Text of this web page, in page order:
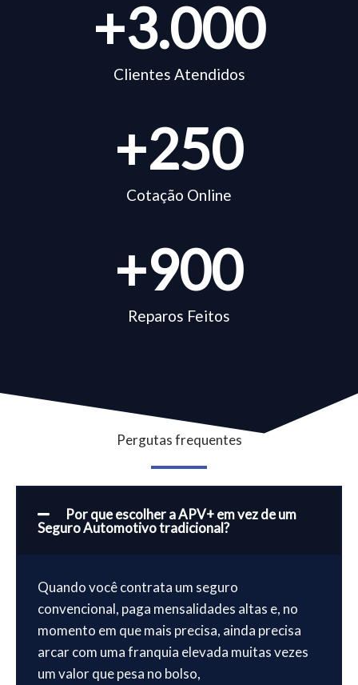
Clientes Atendidos
+3.000
Cotação Online
+250
Reparos Feitos
+900
Pergutas frequentes
Por que escolher a APV+ em vez de um
Seguro Automotivo tradicional?
Quando você contrata um seguro
convencional, paga mensalidades altas e, no
momento em que mais precisa, ainda precisa
arcar com uma franquia elevada muitas vezes
um valor que pesa no bolso,